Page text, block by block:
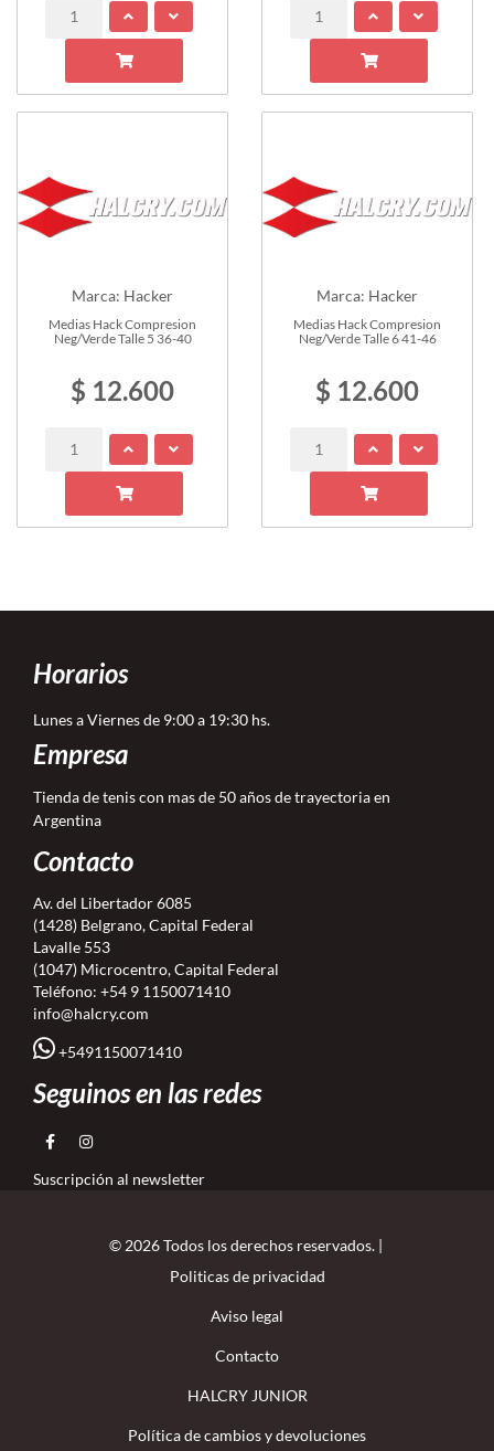
Marca: Hacker
Medias Hack Compresion
Neg/Verde Talle 5 36-40
$ 12.600
Marca: Hacker
Medias Hack Compresion
Neg/Verde Talle 6 41-46
$ 12.600
Horarios
Lunes a Viernes de 9:00 a 19:30 hs.
Empresa
Tienda de tenis con mas de 50 años de trayectoria en
Argentina
Contacto
Av. del Libertador 6085
(1428) Belgrano, Capital Federal
Lavalle 553
(1047) Microcentro, Capital Federal
Teléfono: +54 9 1150071410
info@halcry.com
+5491150071410
Seguinos en las redes
Suscripción al newsletter
© 2026 Todos los derechos reservados. |
Politicas de privacidad
Aviso legal
Contacto
HALCRY JUNIOR
Política de cambios y devoluciones